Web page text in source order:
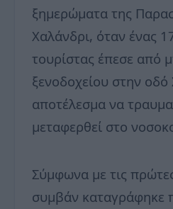
ξημερώματα της
Χαλάνδρι, όταν ένας
τουρίστας έπεσε από
ξενοδοχείου στην
αποτέλεσμα να
μεταφερθεί στο
Σύμφωνα με τις
συμβάν καταγράφηκε